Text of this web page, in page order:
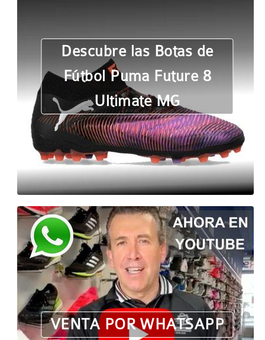
Descubre las Botas de
Fútbol Puma Future 8
Ultimate MG
VENTA POR WHATSAPP